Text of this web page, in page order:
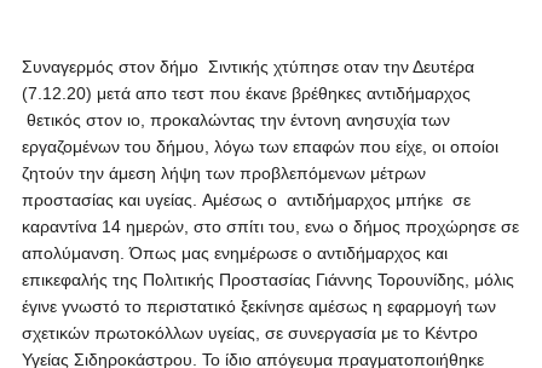
Συναγερμός στον δήμο Σιντικής χτύπησε οταν την Δευτέρα
(7.12.20) μετά απο τεστ που έκανε βρέθηκες αντιδήμαρχος
θετικός στον ιο, προκαλώντας την έντονη ανησυχία των
εργαζομένων του δήμου, λόγω των επαφών που είχε, οι οποίοι
ζητούν την άμεση λήψη των προβλεπόμενων μέτρων
προστασίας και υγείας. Αμέσως ο αντιδήμαρχος μπήκε σε
καραντίνα 14 ημερών, στο σπίτι του, ενω ο δήμος προχώρησε σε
απολύμανση. Όπως μας ενημέρωσε ο αντιδήμαρχος και
επικεφαλής της Πολιτικής Προστασίας Γιάννης Τορουνίδης, μόλις
έγινε γνωστό το περιστατικό ξεκίνησε αμέσως η εφαρμογή των
σχετικών πρωτοκόλλων υγείας, σε συνεργασία με το Κέντρο
Υγείας Σιδηροκάστρου. Το ίδιο απόγευμα πραγματοποιήθηκε